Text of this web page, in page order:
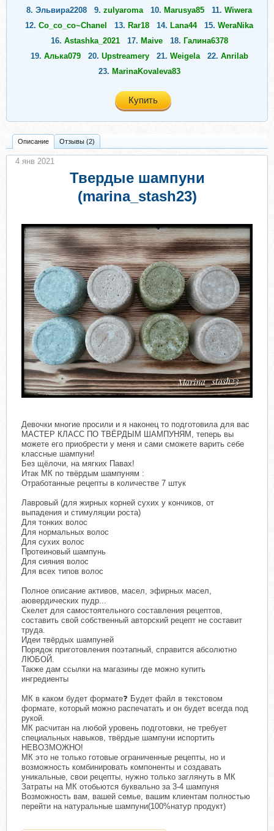
8. Эльвира2208 9. zulyaroma 10. Marusya85 11. Wiwera
12. Co_co_co~Chanel 13. Rar18 14. Lana44 15. WeraNika
16. Astashka_2021 17. Maive 18. Галина6378
19. Алька079 20. Upstreamery 21. Weigela 22. Anrilab
23. MarinaKovaleva83
Купить
Описание Отзывы (2)
Твердые шампуни
(marina_stash23)
Девочки многие просили и я наконец то подготовила для вас
МАСТЕР КЛАСС ПО ТВЁРДЫМ ШАМПУНЯМ, теперь вы
можете его приобрести у меня и сами сможете варить себе
классные шампуни!
Без щёлочи, на мягких Павах!
Итак МК по твёрдым шампуням :
Отработанные рецепты в количестве 7 штук
Лавровый (для жирных корней сухих у кончиков, от
выпадения и стимуляции роста)
Для тонких волос
Для нормальных волос
Для сухих волос
Протеиновый шампунь
Для сияния волос
Для всех типов волос
Полное описание активов, масел, эфирных масел,
аювердических пудр...
Скелет для самостоятельного составления рецептов,
составить свой собственный авторский рецепт не составит
труда.
Идеи твёрдых шампуней
Порядок приготовления поэтапный, справится абсолютно
ЛЮБОЙ.
Также дам ссылки на магазины где можно купить
ингредиенты
МК в каком будет формате❓ Будет файл в текстовом
формате, который можно распечатать и он будет всегда под
рукой.
МК расчитан на любой уровень подготовки, не требует
специальных навыков, твёрдые шампуни испортить
НЕВОЗМОЖНО!
МК это не только готовые ограниченные рецепты, но и
возможность комбинировать компоненты и создавать
уникальные, свои рецепты, нужно только заглянуть в МК
Затраты на МК отобьются буквально за 3-4 шампуня
Возможность вам, вашей семье, вашим клиентам полностью
перейти на натуральные шампуни(100%натур продукт)
4 янв 2021